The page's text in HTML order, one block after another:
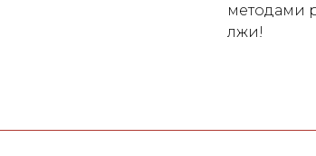
методами
лжи!